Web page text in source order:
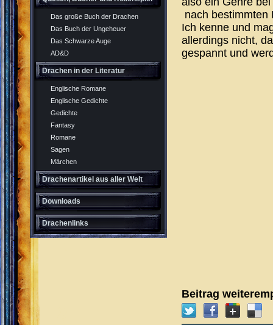
Das große Buch der Drachen
Das Buch der Ungeheuer
Das Schwarze Auge
AD&D
Drachen in der Literatur
Englische Romane
Englische Gedichte
Gedichte
Fantasy
Romane
Sagen
Märchen
Drachenartikel aus aller Welt
Downloads
Drachenlinks
nach bestimmten
Ich kenne und
allerdings nicht,
gespannt und
Beitrag